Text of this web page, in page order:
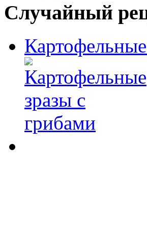
Случайный